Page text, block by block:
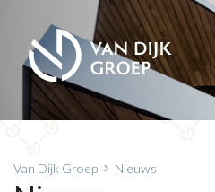
Van Dijk Groep Nieuws